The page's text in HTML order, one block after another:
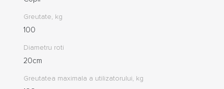
Greutate, kg
100
Diametru roti
20cm
Greutatea maximala a utilizatorului, kg